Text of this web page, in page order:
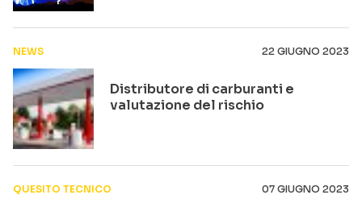
NEWS 22 GIUGNO 2023
Distributore di carburanti e
valutazione del rischio
QUESITO TECNICO 07 GIUGNO 2023